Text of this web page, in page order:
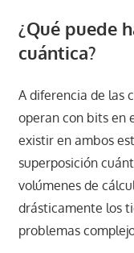
¿Qué puede
cuántica?
A diferencia de las
operan con bits en
existir en ambos
superposición
volúmenes de
drásticamente los
problemas